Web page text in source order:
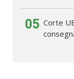
05 Corte